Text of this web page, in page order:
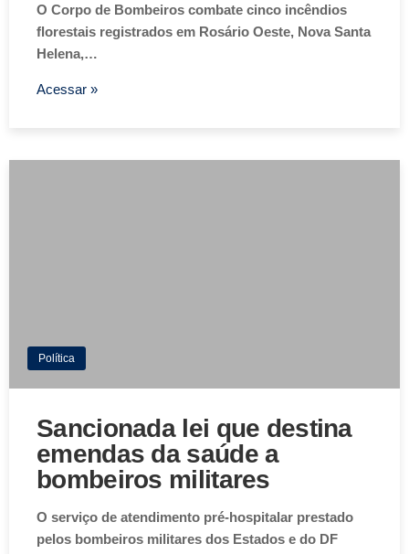
O Corpo de Bombeiros combate cinco incêndios
florestais registrados em Rosário Oeste, Nova Santa
Helena,…
Acessar »
Política
Sancionada lei que destina
emendas da saúde a
bombeiros militares
O serviço de atendimento pré-hospitalar prestado
pelos bombeiros militares dos Estados e do DF